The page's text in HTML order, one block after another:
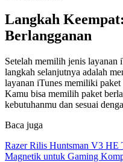
Langkah
Berlangganan
Setelah memilih jenis layanan
langkah selanjutnya adalah
layanan iTunes memiliki paket
Kamu bisa memilih paket
kebutuhanmu dan sesuai
Baca juga
Razer Rilis Huntsman V3
Magnetik untuk Gaming